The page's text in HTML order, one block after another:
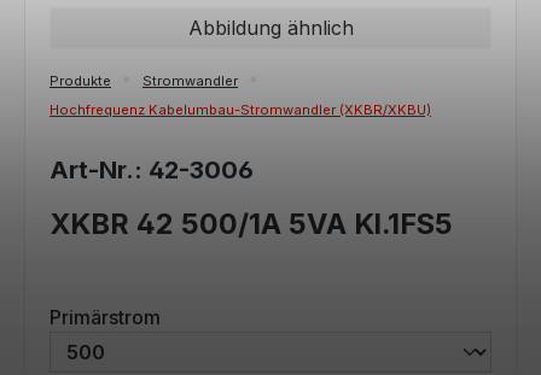
Abbildung ähnlich
Produkte
Stromwandler
Hochfrequenz Kabelumbau-Stromwandler (XKBR/XKBU)
Art-Nr.: 42-3006
XKBR 42 500/1A 5VA Kl.1FS5
Primärstrom